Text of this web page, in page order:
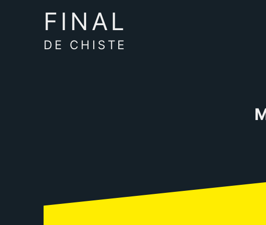
FINAL
DE CHISTE